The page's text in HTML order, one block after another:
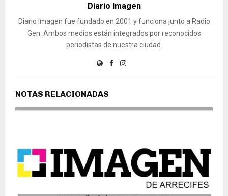
Diario Imagen
Diario Imagen fue fundado en 2001 y funciona junto a Radio
Gen. Ambos medios están integrados por reconocidos
periodistas de nuestra ciudad.
NOTAS RELACIONADAS